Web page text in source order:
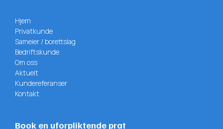
Hjem
Privatkunde
Sameier / borettslag
Bedriftskunde
Om oss
Aktuelt
Kundereferanser
Kontakt
Book en uforpliktende prat